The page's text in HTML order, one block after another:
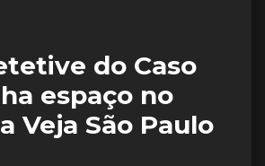
do Caso
espaço no
Veja São Paulo